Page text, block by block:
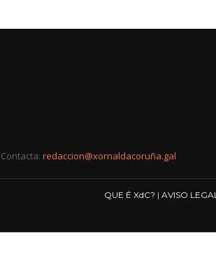
Contacta: redaccion@xornaldacoruña.gal
QUE É XdC? | AVISO LEGAL